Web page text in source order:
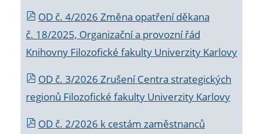
OD č. 4/2026 Změna opatření děkana
č. 18/2025, Organizační a provozní řád
Knihovny Filozofické fakulty Univerzity Karlovy
OD č. 3/2026 Zrušení Centra strategických
regionů Filozofické fakulty Univerzity Karlovy
OD č. 2/2026 k cestám zaměstnanců